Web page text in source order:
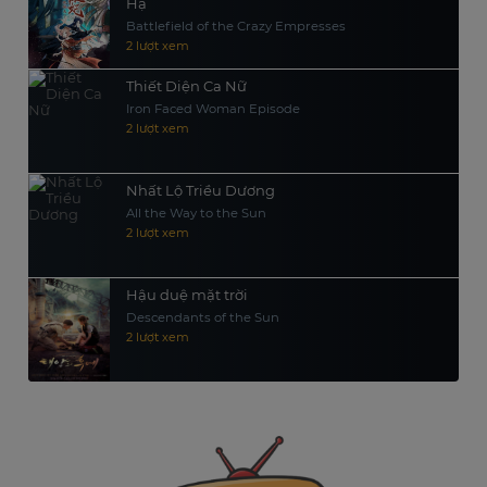
Tập 85
Tập 88 Tập 89
Tập 91 Tập 92
Tập 95
Tập 100 Tập 101 Tập 102
Tập 104
Tập 106 Tập 107 Tập 108
Tập 109 Tập 110 Tập 111
Tập 112
Tập 123
Battlefield of the Crazy Empresses
2 lượt xem
Thiết Diện Ca Nữ
Iron Faced Woman Episode
2 lượt xem
Nhất Lộ Triều Dương
All the Way to the Sun
2 lượt xem
Hậu duệ mặt trời
Descendants of the Sun
2 lượt xem